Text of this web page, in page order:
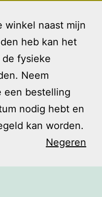
winkel naast mijn
heb kan het
fysieke
Neem
een bestelling
nodig hebt en
kan worden.
Negeren